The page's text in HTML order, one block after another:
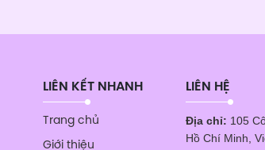
LIÊN KẾT NHANH
Trang chủ
Giới thiệu
LIÊN HỆ
Địa chỉ: 105
Hồ Chí Minh,